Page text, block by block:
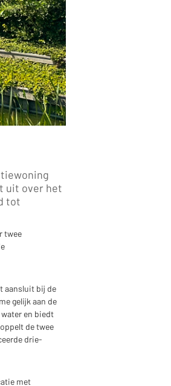
uit over het
tot
twee
aansluit bij de
gelijk aan de
en biedt
de twee
drie-
met